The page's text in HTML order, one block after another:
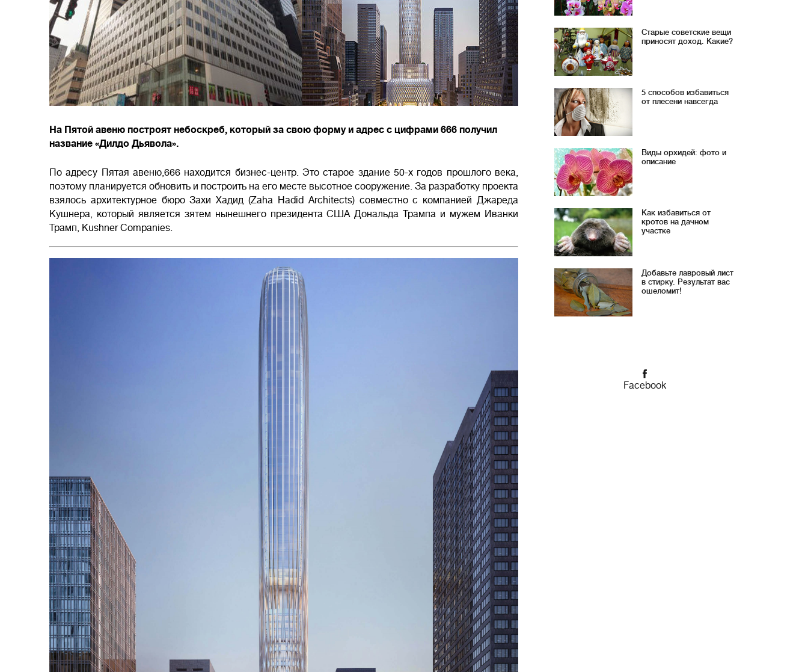
На Пятой авеню построят небоскреб, который за свою форму и адрес с цифрами 666 получил
название «Дилдо Дьявола».
По адресу Пятая авеню,666 находится бизнес-центр. Это старое здание 50-х годов прошлого века,
поэтому планируется обновить и построить на его месте высотное сооружение. За разработку проекта
взялось архитектурное бюро Захи Хадид (Zaha Hadid Architects) совместно с компанией Джареда
Кушнера, который является зятем нынешнего президента США Дональда Трампа и мужем Иванки
Трамп, Kushner Companies.
Старые советские вещи
приносят доход. Какие?
5 способов избавиться
от плесени навсегда
Виды орхидей: фото и
описание
Как избавиться от
кротов на дачном
участке
Добавьте лавровый лист
в стирку. Результат вас
ошеломит!
Facebook